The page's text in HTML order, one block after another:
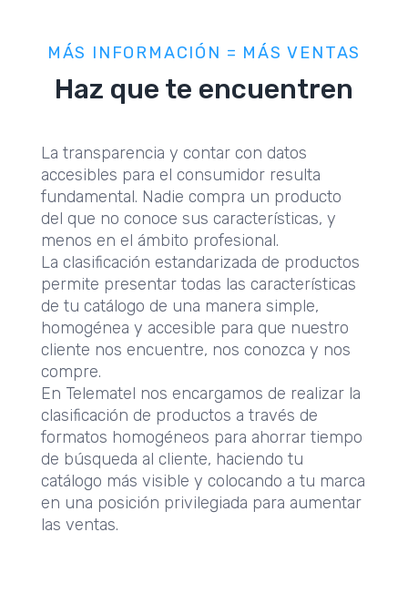
MÁS INFORMACIÓN = MÁS VENTAS
Haz que te encuentren
La transparencia y contar con datos
accesibles para el consumidor resulta
fundamental. Nadie compra un producto
del que no conoce sus características, y
menos en el ámbito profesional.
La clasificación estandarizada de productos
permite presentar todas las características
de tu catálogo de una manera simple,
homogénea y accesible para que nuestro
cliente nos encuentre, nos conozca y nos
compre.
En Telematel nos encargamos de realizar la
clasificación de productos a través de
formatos homogéneos para ahorrar tiempo
de búsqueda al cliente, haciendo tu
catálogo más visible y colocando a tu marca
en una posición privilegiada para aumentar
las ventas.